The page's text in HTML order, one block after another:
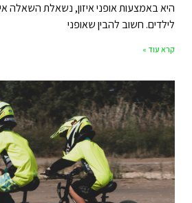
היא באמצעות אופני איזון, נשאלת השאלה
לילדים. חשוב להבין שאופני
קרא עוד »